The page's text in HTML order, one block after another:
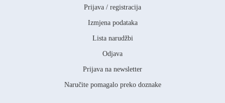
Prijava / registracija
Izmjena podataka
Lista narudžbi
Odjava
Prijava na newsletter
Naručite pomagalo preko doznake